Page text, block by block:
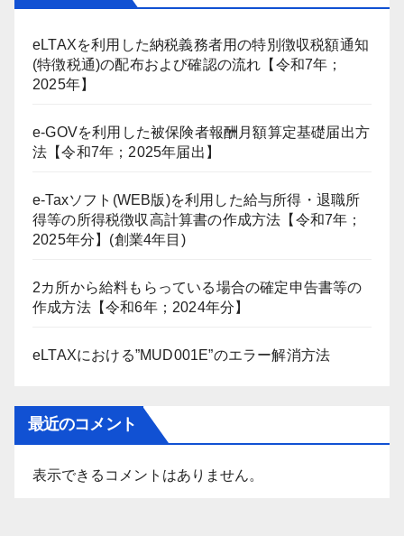
eLTAXを利用した納税義務者用の特別徴収税額通知
(特徴税通)の配布および確認の流れ【令和7年；
2025年】
e-GOVを利用した被保険者報酬月額算定基礎届出方
法【令和7年；2025年届出】
e-Taxソフト(WEB版)を利用した給与所得・退職所
得等の所得税徴収高計算書の作成方法【令和7年；
2025年分】(創業4年目)
2カ所から給料もらっている場合の確定申告書等の
作成方法【令和6年；2024年分】
eLTAXにおける”MUD001E”のエラー解消方法
最近のコメント
表示できるコメントはありません。